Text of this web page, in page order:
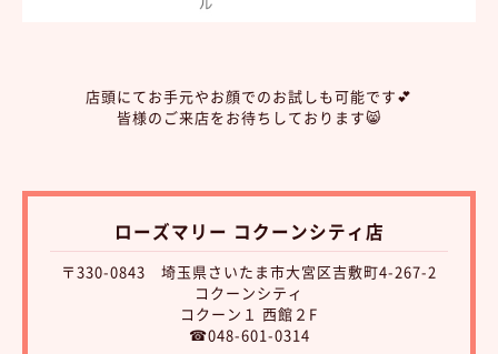
店頭にてお手元やお顔でのお試しも可能です💕
皆様のご来店をお待ちしております😸
ローズマリー コクーンシティ店
〒330-0843 埼玉県さいたま市大宮区吉敷町4-267-2
コクーンシティ
コクーン１ 西館２F
☎048-601-0314